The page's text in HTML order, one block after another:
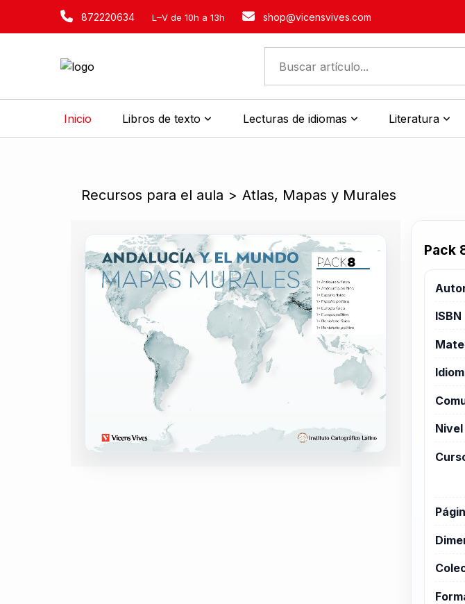
872220634 L–V de 10h a 13h shop@vicensvives.com
Inicio Libros de texto Lecturas de idiomas Literatura
Recursos para el aula > Atlas, Mapas y Murales
Pack
ISBN